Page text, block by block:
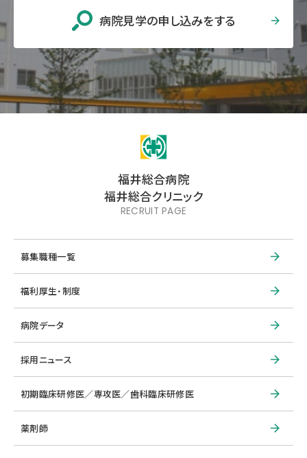
病院見学の申し込みをする
福井総合病院
福井総合クリニック
RECRUIT PAGE
募集職種一覧
福利厚生・制度
病院データ
採用ニュース
初期臨床研修医／専攻医／歯科臨床研修医
薬剤師